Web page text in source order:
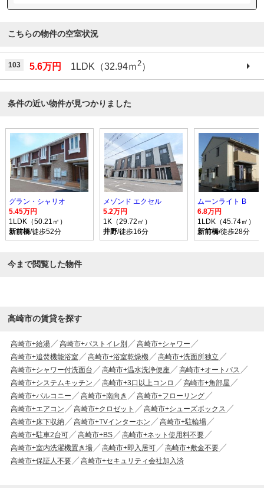
こちらの物件の空室状況
103 5.6万円 1LDK（32.94ｍ2）
条件の近い物件が見つかりました
グラン・シャリオ
5.45万円
1LDK（50.21㎡）
新前橋/徒歩52分
メゾンド エクセル
5.2万円
1K（29.72㎡）
井野/徒歩16分
ムーンライト B
6.8万円
1LDK（45.74㎡）
新前橋/徒歩28分
今まで閲覧した物件
高崎市の賃貸を探す
高崎市+給湯 高崎市+バストイレ別
高崎市+シャワー
高崎市+追焚機能浴室
高崎市+浴室乾燥機
高崎市+洗面所独立
高崎市+シャワー付洗面台
高崎市+温水洗浄便座
高崎市+オートバス
高崎市+システムキッチン
高崎市+3口以上コンロ
高崎市+角部屋
高崎市+バルコニー
高崎市+南向き
高崎市+フローリング
高崎市+エアコン
高崎市+クロゼット
高崎市+シューズボックス
高崎市+床下収納
高崎市+TVインターホン
高崎市+駐輪場
高崎市+駐車2台可
高崎市+BS
高崎市+ネット使用料不要
高崎市+室内洗濯機置き場
高崎市+即入居可
高崎市+敷金不要
高崎市+保証人不要
高崎市+セキュリティ会社加入済